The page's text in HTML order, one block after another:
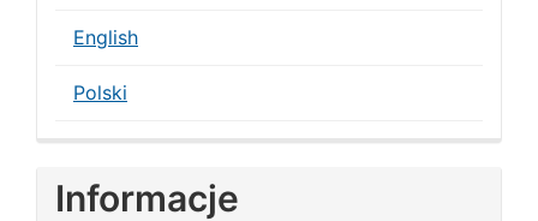
English
Polski
Informacje